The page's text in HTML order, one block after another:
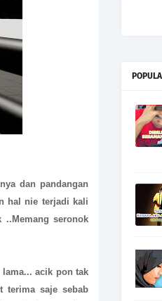
dan pandangan
hal nie terjadi kali
..Memang seronok
acik pon tak
terima saje sebab